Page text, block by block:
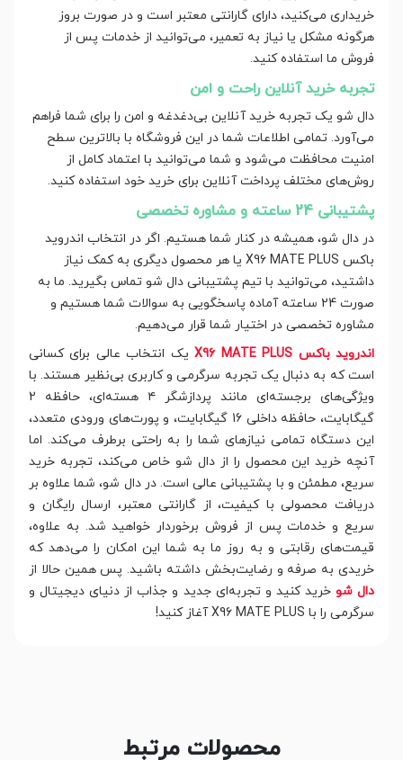
خریداری می‌کنید، دارای گارانتی معتبر است و در صورت بروز
هرگونه مشکل یا نیاز به تعمیر، می‌توانید از خدمات پس از
فروش ما استفاده کنید.
تجربه خرید آنلاین راحت و امن
دال شو یک تجربه خرید آنلاین بی‌دغدغه و امن را برای شما فراهم
می‌آورد. تمامی اطلاعات شما در این فروشگاه با بالاترین سطح
امنیت محافظت می‌شود و شما می‌توانید با اعتماد کامل از
روش‌های مختلف پرداخت آنلاین برای خرید خود استفاده کنید.
پشتیبانی 24 ساعته و مشاوره تخصصی
در دال شو، همیشه در کنار شما هستیم. اگر در انتخاب اندروید
باکس X96 MATE PLUS یا هر محصول دیگری به کمک نیاز
داشتید، می‌توانید با تیم پشتیبانی دال شو تماس بگیرید. ما به
صورت 24 ساعته آماده پاسخگویی به سوالات شما هستیم و
مشاوره تخصصی در اختیار شما قرار می‌دهیم.
اندروید باکس X96 MATE PLUS
یک انتخاب عالی برای کسانی
است که به دنبال یک تجربه سرگرمی و کاربری بی‌نظیر هستند. با
ویژگی‌های برجسته‌ای مانند پردازشگر ۴ هسته‌ای، حافظه 2
گیگابایت، حافظه داخلی 16 گیگابایت، و پورت‌های ورودی متعدد،
این دستگاه تمامی نیازهای شما را به راحتی برطرف می‌کند. اما
آنچه خرید این محصول را از دال شو خاص می‌کند، تجربه خرید
سریع، مطمئن و با پشتیبانی عالی است. در دال شو، شما علاوه بر
دریافت محصولی با کیفیت، از گارانتی معتبر، ارسال رایگان و
سریع و خدمات پس از فروش برخوردار خواهید شد. به‌ علاوه،
قیمت‌های رقابتی و به روز ما به شما این امکان را می‌دهد که
خریدی به صرفه و رضایت‌بخش داشته باشید. پس همین حالا از
دال شو خرید کنید و تجربه‌ای جدید و جذاب از دنیای دیجیتال و
سرگرمی را با X96 MATE PLUS آغاز کنید!
محصولات مرتبط